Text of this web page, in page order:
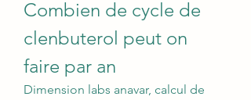
Combien de cycle de
clenbuterol peut on
faire par an
Dimension labs anavar, calcul de